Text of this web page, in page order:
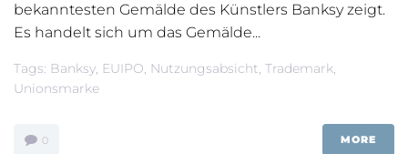
bekanntesten Gemälde des Künstlers Banksy zeigt.
Es handelt sich um das Gemälde...
Tags: Banksy, EUIPO, Nutzungsabsicht, Trademark,
Unionsmarke
0 MORE